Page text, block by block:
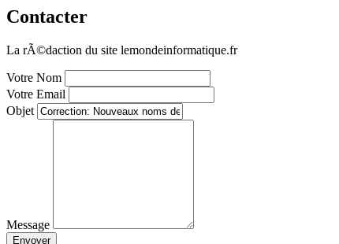
Contacter
La rÃ©daction du site lemondeinformatique.fr
Votre Nom
Votre Email
Objet
Message